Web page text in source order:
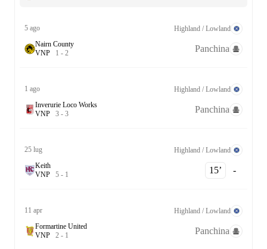
5 ago
Highland / Lowland
Nairn County
VNP 1 - 2 Panchina
1 ago
Highland / Lowland
Inverurie Loco Works
VNP 3 - 3 Panchina
25 lug
Highland / Lowland
Keith
VNP 5 - 1 15‎’‎ -
11 apr
Highland / Lowland
Formartine United
VNP 2 - 1 Panchina